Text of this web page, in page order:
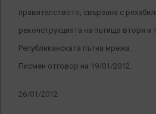
правителството, свързана с
реконструкцията на пътища втори и
Републиканската пътна мрежа.
Писмен отговор на 19/01/2012.
26/01/2012